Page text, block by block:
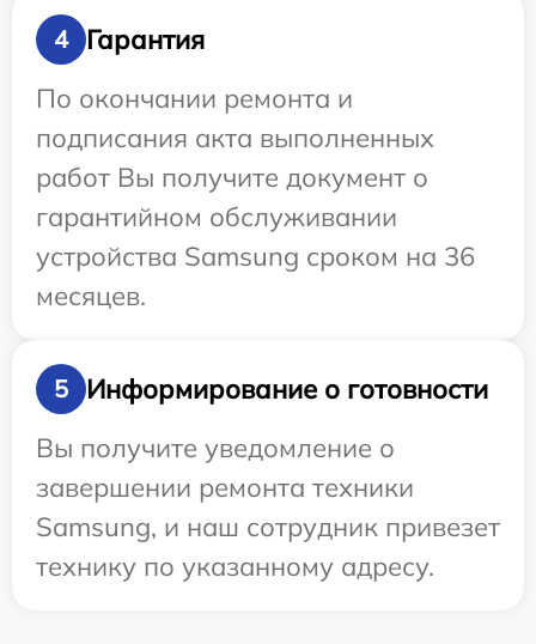
4
Гарантия
По окончании ремонта и
подписания акта выполненных
работ Вы получите документ о
гарантийном обслуживании
устройства Samsung сроком на 36
месяцев.
5
Информирование о готовности
Вы получите уведомление о
завершении ремонта техники
Samsung, и наш сотрудник привезет
технику по указанному адресу.